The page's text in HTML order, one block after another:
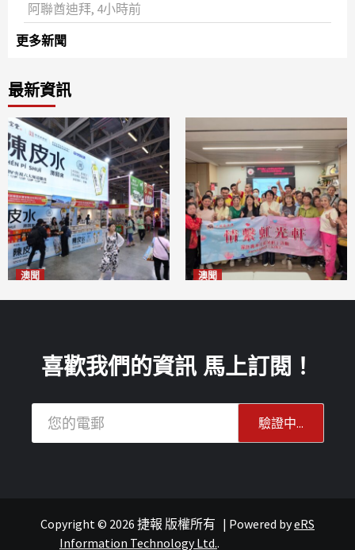
阿聯酋迪拜, 4小時前
更多新聞
最新資訊
澳聞 澳聞
文化
喜歡我們的資訊 馬上訂閱！
Copyright © 2026 捷報 版權所有 | Powered byeRS
Information Technology Ltd..